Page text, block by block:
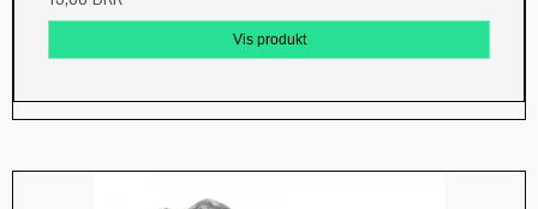
Vis produkt